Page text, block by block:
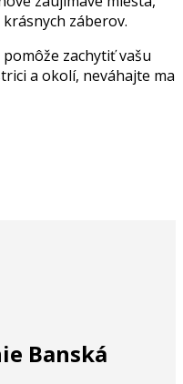
záberov.
zachytiť vašu
a okolí, neváhajte ma
Banská